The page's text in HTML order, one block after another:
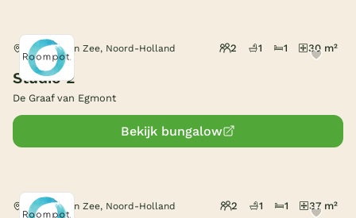
Egmond aan Zee, Noord-Holland 2 1 1 30 m²
Studio 2
De Graaf van Egmont
Bekijk bungalow
Egmond aan Zee, Noord-Holland 2 1 1 37 m²